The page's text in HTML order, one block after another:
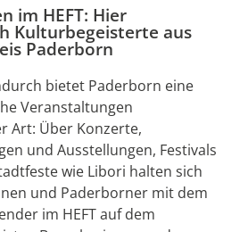
im HEFT: Hier
Kulturbegeisterte aus
Paderborn
bietet Paderborn eine
Veranstaltungen
Art: Über Konzerte,
und Ausstellungen, Festivals
wie Libori halten sich
und Paderborner mit dem
im HEFT auf dem